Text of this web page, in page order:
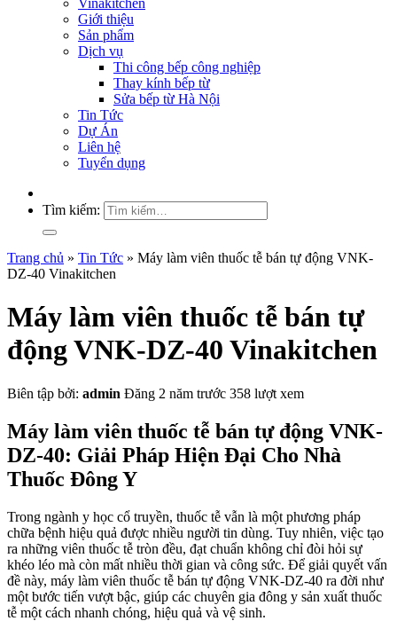
Vinakitchen
Giới thiệu
Sản phẩm
Dịch vụ
Thi công bếp công nghiệp
Thay kính bếp từ
Sửa bếp từ Hà Nội
Tin Tức
Dự Án
Liên hệ
Tuyển dụng
Tìm kiếm:
Trang chủ » Tin Tức » Máy làm viên thuốc tễ bán tự động VNK-
DZ-40 Vinakitchen
Máy làm viên thuốc tễ bán tự
động VNK-DZ-40 Vinakitchen
Biên tập bởi: admin Đăng 2 năm trước 358 lượt xem
Máy làm viên thuốc tễ bán tự động VNK-
DZ-40: Giải Pháp Hiện Đại Cho Nhà
Thuốc Đông Y
Trong ngành y học cổ truyền, thuốc tễ vẫn là một phương pháp
chữa bệnh hiệu quả được nhiều người tin dùng. Tuy nhiên, việc tạo
ra những viên thuốc tễ tròn đều, đạt chuẩn không chỉ đòi hỏi sự
khéo léo mà còn mất nhiều thời gian và công sức. Để giải quyết vấn
đề này, máy làm viên thuốc tễ bán tự động VNK-DZ-40 ra đời như
một bước tiến vượt bậc, giúp các chuyên gia đông y sản xuất thuốc
tễ một cách nhanh chóng, hiệu quả và vệ sinh.